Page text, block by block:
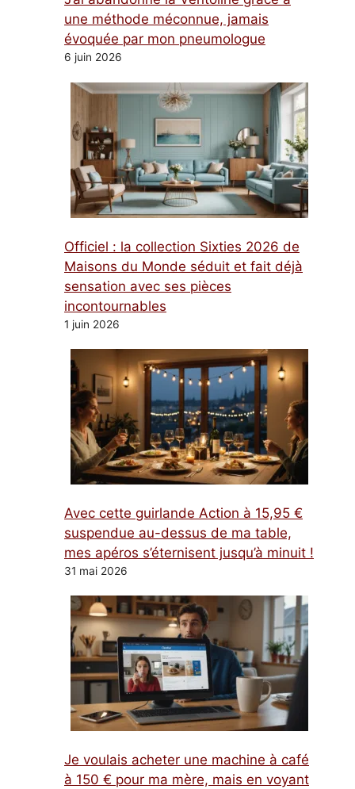
une méthode méconnue, jamais
évoquée par mon pneumologue
6 juin 2026
Officiel : la collection Sixties 2026 de
Maisons du Monde séduit et fait déjà
sensation avec ses pièces
incontournables
1 juin 2026
Avec cette guirlande Action à 15,95 €
suspendue au-dessus de ma table,
mes apéros s’éternisent jusqu’à minuit !
31 mai 2026
Je voulais acheter une machine à café
à 150 € pour ma mère, mais en voyant